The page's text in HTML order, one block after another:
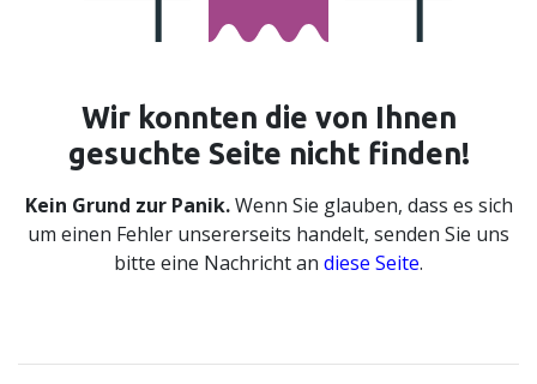
Fehler 404
Wir konnten die von Ihnen
gesuchte Seite nicht finden!
Kein Grund zur Panik.Wenn Sie glauben, dass es sich
um einen Fehler unsererseits handelt, senden Sie uns
bitte eine Nachricht an diese Seite.